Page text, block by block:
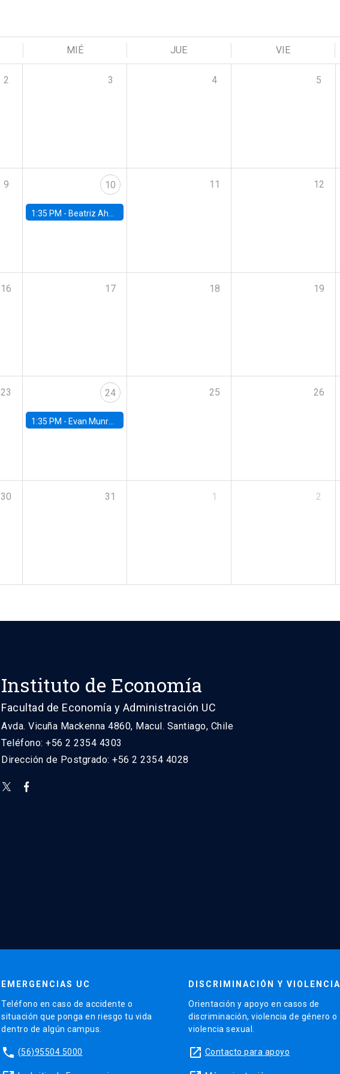
MIÉ JUE VIE
2 3 4 5
9 10
1:35 PM - Beatriz Ahumada, PhD candidate, Universidad de Pittsburgh
11 12
16 17 18 19
23 24
1:35 PM - Evan Munro, Neyman Visiting Assistant Professor in the Department of Statistics at UC Berkeley
25 26
30 31 1 2
Instituto de Economía
Facultad de Economía y Administración UC
Avda. Vicuña Mackenna 4860, Macul. Santiago, Chile
Teléfono: +56 2 2354 4303
Dirección de Postgrado: +56 2 2354 4028
EMERGENCIAS UC
Teléfono en caso de accidente o
situación que ponga en riesgo tu vida
dentro de algún campus.
phone (56)95504 5000
DISCRIMINACIÓN Y VIOLENCIA
Orientación y apoyo en casos de
discriminación, violencia de género o
violencia sexual.
launch Contacto para apoyo